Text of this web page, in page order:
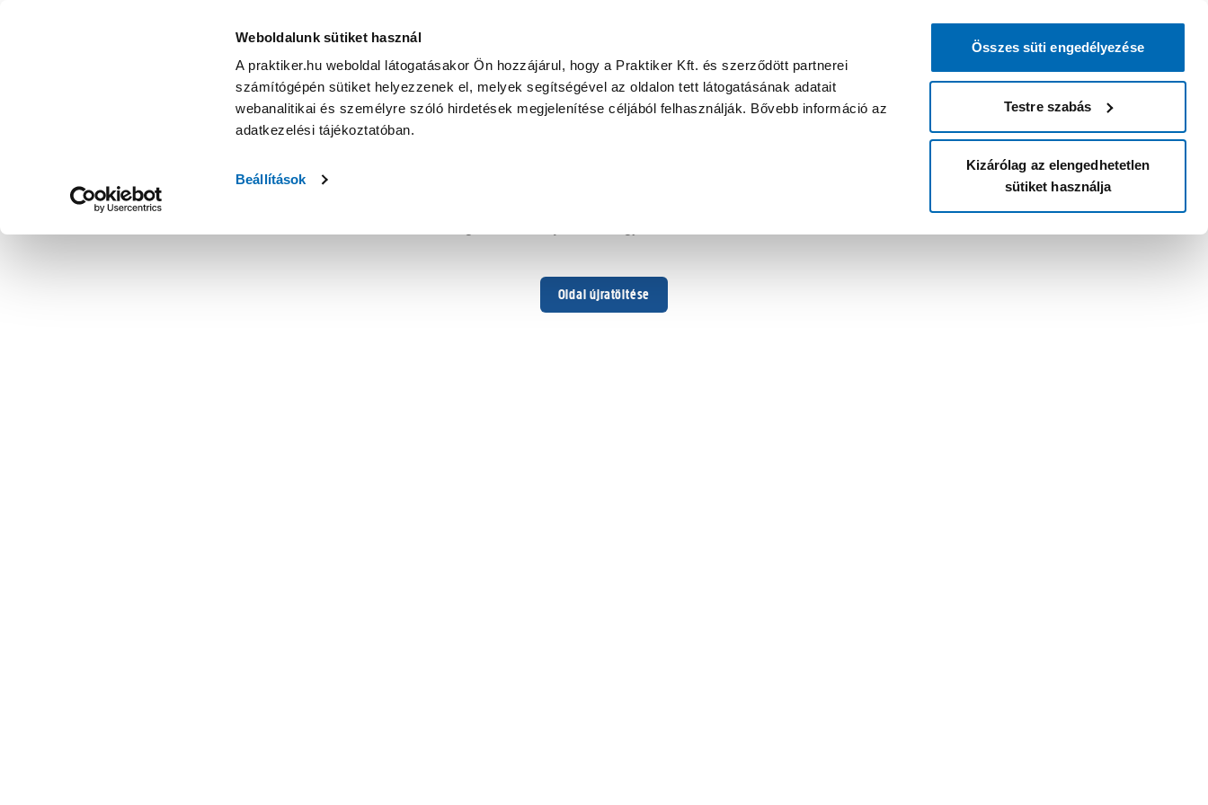
Weboldalunk sütiket használ
A praktiker.hu weboldal látogatásakor Ön hozzájárul, hogy a Praktiker Kft. és szerződött partnerei
számítógépén sütiket helyezzenek el, melyek segítségével az oldalon tett látogatásának adatait
webanalitikai és személyre szóló hirdetések megjelenítése céljából felhasználják. Bővebb információ az
adatkezelési tájékoztatóban.
Beállítások
Összes süti engedélyezése
Testre szabás
Kizárólag az elengedhetetlen
sütiket használja
Oldal újratöltése